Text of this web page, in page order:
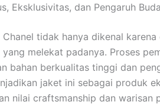
Eksklusivitas, dan Pengaruh
tidak hanya dikenal
melekat padanya. Proses
bahan berkualitas tinggi dan
jaket ini sebagai produk
nilai craftsmanship dan warisan